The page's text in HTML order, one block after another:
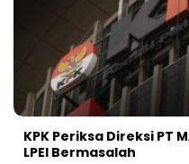
KPK Periksa Direksi PT
LPEI Bermasalah